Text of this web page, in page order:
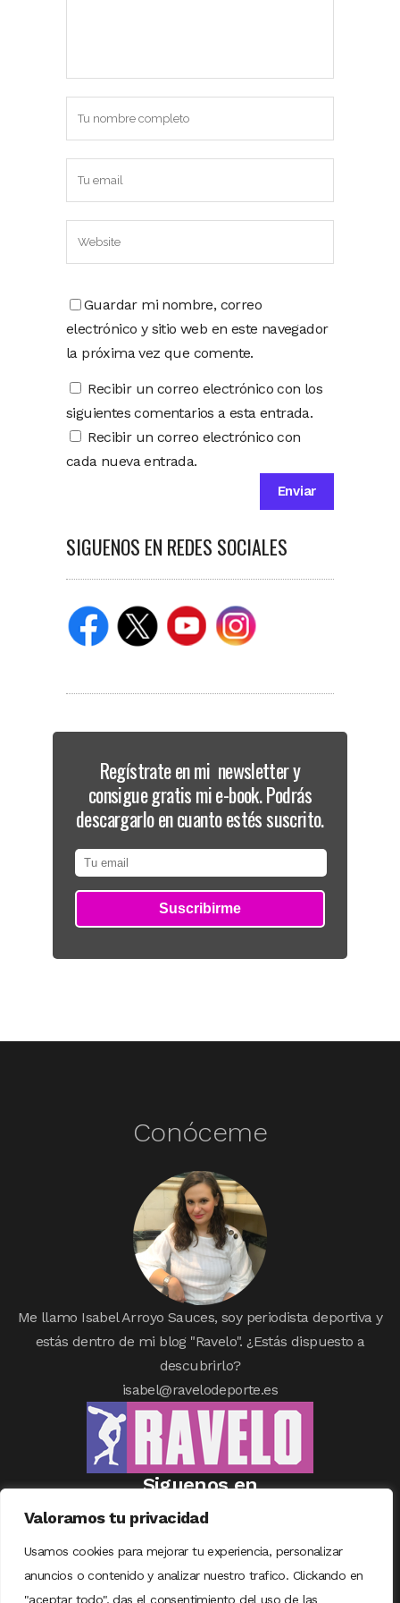
Valoramos tu privacidad
Usamos cookies para mejorar tu experiencia, personalizar
anuncios o contenido y analizar nuestro trafico. Clickando en
"aceptar todo", das el consentimiento del uso de las
Guardar mi nombre, correo
electrónico y sitio web en este navegador
la próxima vez que comente.
Recibir un correo electrónico con los
siguientes comentarios a esta entrada.
Recibir un correo electrónico con
cada nueva entrada.
SIGUENOS EN REDES SOCIALES
Regístrate en mi newsletter y
consigue gratis mi e-book. Podrás
descargarlo en cuanto estés suscrito.
Conóceme
Me llamo Isabel Arroyo Sauces, soy periodista deportiva y
estás dentro de mi blog "Ravelo". ¿Estás dispuesto a
descubrirlo?
isabel@ravelodeporte.es
Siguenos en